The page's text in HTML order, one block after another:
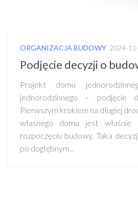
ORGANIZACJA BUDOWY 2024-
Podjęcie decyzji o
Projekt domu
jednorodzinnego – podjęcie
Pierwszym krokiem na długiej
własnego domu jest
rozpoczęciu budowy. Taka
po dogłębnym...